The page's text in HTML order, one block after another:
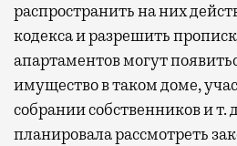
распространить на них
кодекса и разрешить
апартаментов могут
имущество в таком доме,
собрании собственников и т.
планировала рассмотреть